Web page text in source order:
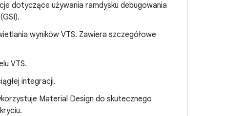
dotyczące używania ramdysku debugowania
wyników VTS. Zawiera szczegółowe
VTS.
integracji.
Material Design do skutecznego